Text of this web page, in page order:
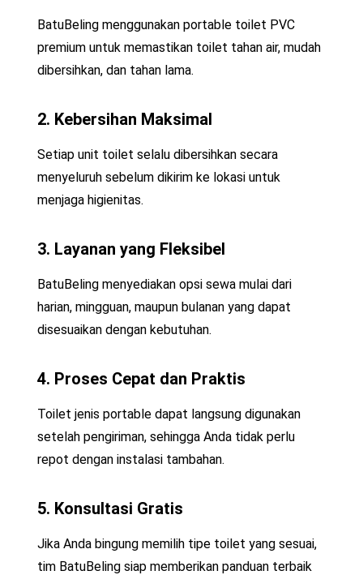
BatuBeling menggunakan portable toilet PVC
premium untuk memastikan toilet tahan air, mudah
dibersihkan, dan tahan lama.
2. Kebersihan Maksimal
Setiap unit toilet selalu dibersihkan secara
menyeluruh sebelum dikirim ke lokasi untuk
menjaga higienitas.
3. Layanan yang Fleksibel
BatuBeling menyediakan opsi sewa mulai dari
harian, mingguan, maupun bulanan yang dapat
disesuaikan dengan kebutuhan.
4. Proses Cepat dan Praktis
Toilet jenis portable dapat langsung digunakan
setelah pengiriman, sehingga Anda tidak perlu
repot dengan instalasi tambahan.
5. Konsultasi Gratis
Jika Anda bingung memilih tipe toilet yang sesuai,
tim BatuBeling siap memberikan panduan terbaik